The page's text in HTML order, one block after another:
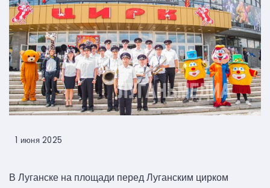
1 июня 2025
В Луганске на площади перед Луганским цирком